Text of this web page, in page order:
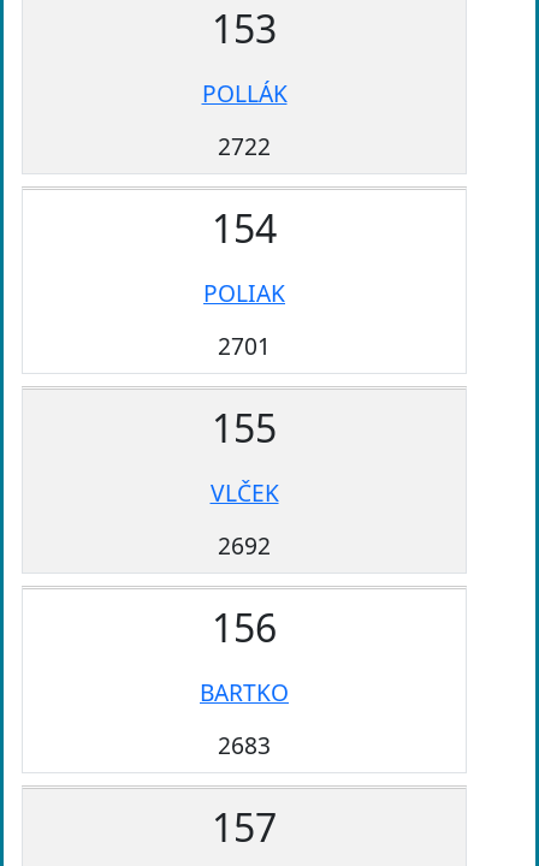
153
POLLÁK
2722
154
POLIAK
2701
155
VLČEK
2692
156
BARTKO
2683
157